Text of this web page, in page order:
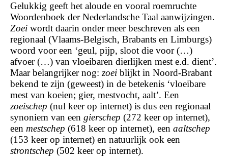
Gelukkig geeft het aloude en vooral roemruchte
Woordenboek der Nederlandsche Taal aanwijzingen.
Zoei wordt daarin onder meer beschreven als een
regionaal (Vlaams-Belgisch, Brabants en Limburgs)
woord voor een ‘geul, pijp, sloot die voor (…)
afvoer (…) van vloeibaren dierlijken mest e.d. dient’.
Maar belangrijker nog: zoei blijkt in Noord-Brabant
bekend te zijn (geweest) in de betekenis ‘vloeibare
mest van koeien; gier, mestvocht, aalt’. Een
zoeischep (nul keer op internet) is dus een regionaal
synoniem van een gierschep (272 keer op internet),
een mestschep (618 keer op internet), een aaltschep
(153 keer op internet) en natuurlijk ook een
strontschep (502 keer op internet).